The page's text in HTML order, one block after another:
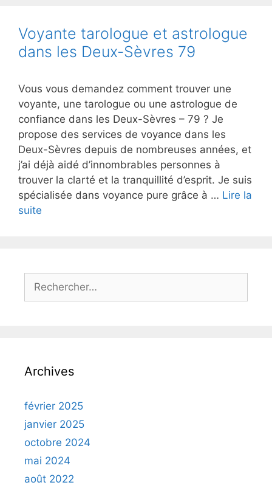
Voyante tarologue et astrologue
dans les Deux-Sèvres 79
Vous vous demandez comment trouver une
voyante, une tarologue ou une astrologue de
confiance dans les Deux-Sèvres – 79 ? Je
propose des services de voyance dans les
Deux-Sèvres depuis de nombreuses années, et
j’ai déjà aidé d’innombrables personnes à
trouver la clarté et la tranquillité d’esprit. Je suis
spécialisée dans voyance pure grâce à … Lire la
suite
Archives
février 2025
janvier 2025
octobre 2024
mai 2024
août 2022